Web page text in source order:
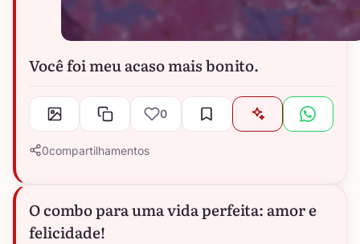
Você foi meu acaso mais bonito.
0
0compartilhamentos
O combo para uma vida perfeita: amor e
felicidade!